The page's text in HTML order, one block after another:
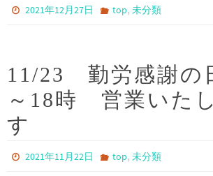
2021年12月27日 top, 未分類
11/23 勤労感謝
～18時 営業いた
す
2021年11月22日 top, 未分類